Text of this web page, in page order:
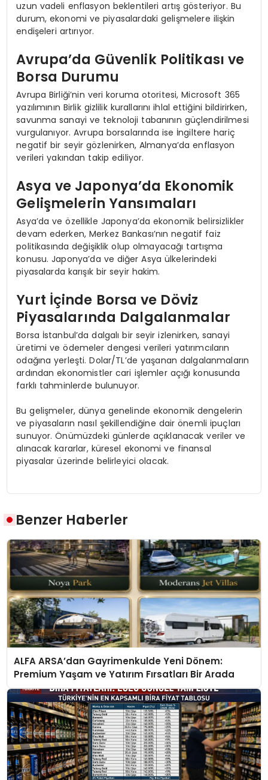
uzun vadeli enflasyon beklentileri artış gösteriyor. Bu
durum, ekonomi ve piyasalardaki gelişmelere ilişkin
endişeleri artırıyor.
Avrupa’da Güvenlik Politikası ve
Borsa Durumu
Avrupa Birliği’nin veri koruma otoritesi, Microsoft 365
yazılımının Birlik gizlilik kurallarını ihlal ettiğini bildirirken,
savunma sanayi ve teknoloji tabanının güçlendirilmesi
vurgulanıyor. Avrupa borsalarında ise İngiltere hariç
negatif bir seyir gözlenirken, Almanya’da enflasyon
verileri yakından takip ediliyor.
Asya ve Japonya’da Ekonomik
Gelişmelerin Yansımaları
Asya’da ve özellikle Japonya’da ekonomik belirsizlikler
devam ederken, Merkez Bankası’nın negatif faiz
politikasında değişiklik olup olmayacağı tartışma
konusu. Japonya’da ve diğer Asya ülkelerindeki
piyasalarda karışık bir seyir hakim.
Yurt İçinde Borsa ve Döviz
Piyasalarında Dalgalanmalar
Borsa İstanbul’da dalgalı bir seyir izlenirken, sanayi
üretimi ve ödemeler dengesi verileri yatırımcıların
odağına yerleşti. Dolar/TL’de yaşanan dalgalanmaların
ardından ekonomistler cari işlemler açığı konusunda
farklı tahminlerde bulunuyor.
Bu gelişmeler, dünya genelinde ekonomik dengelerin
ve piyasaların nasıl şekillendiğine dair önemli ipuçları
sunuyor. Önümüzdeki günlerde açıklanacak veriler ve
alınacak kararlar, küresel ekonomi ve finansal
piyasalar üzerinde belirleyici olacak.
Benzer Haberler
ALFA ARSA’dan Gayrimenkulde Yeni Dönem:
Premium Yaşam ve Yatırım Fırsatları Bir Arada